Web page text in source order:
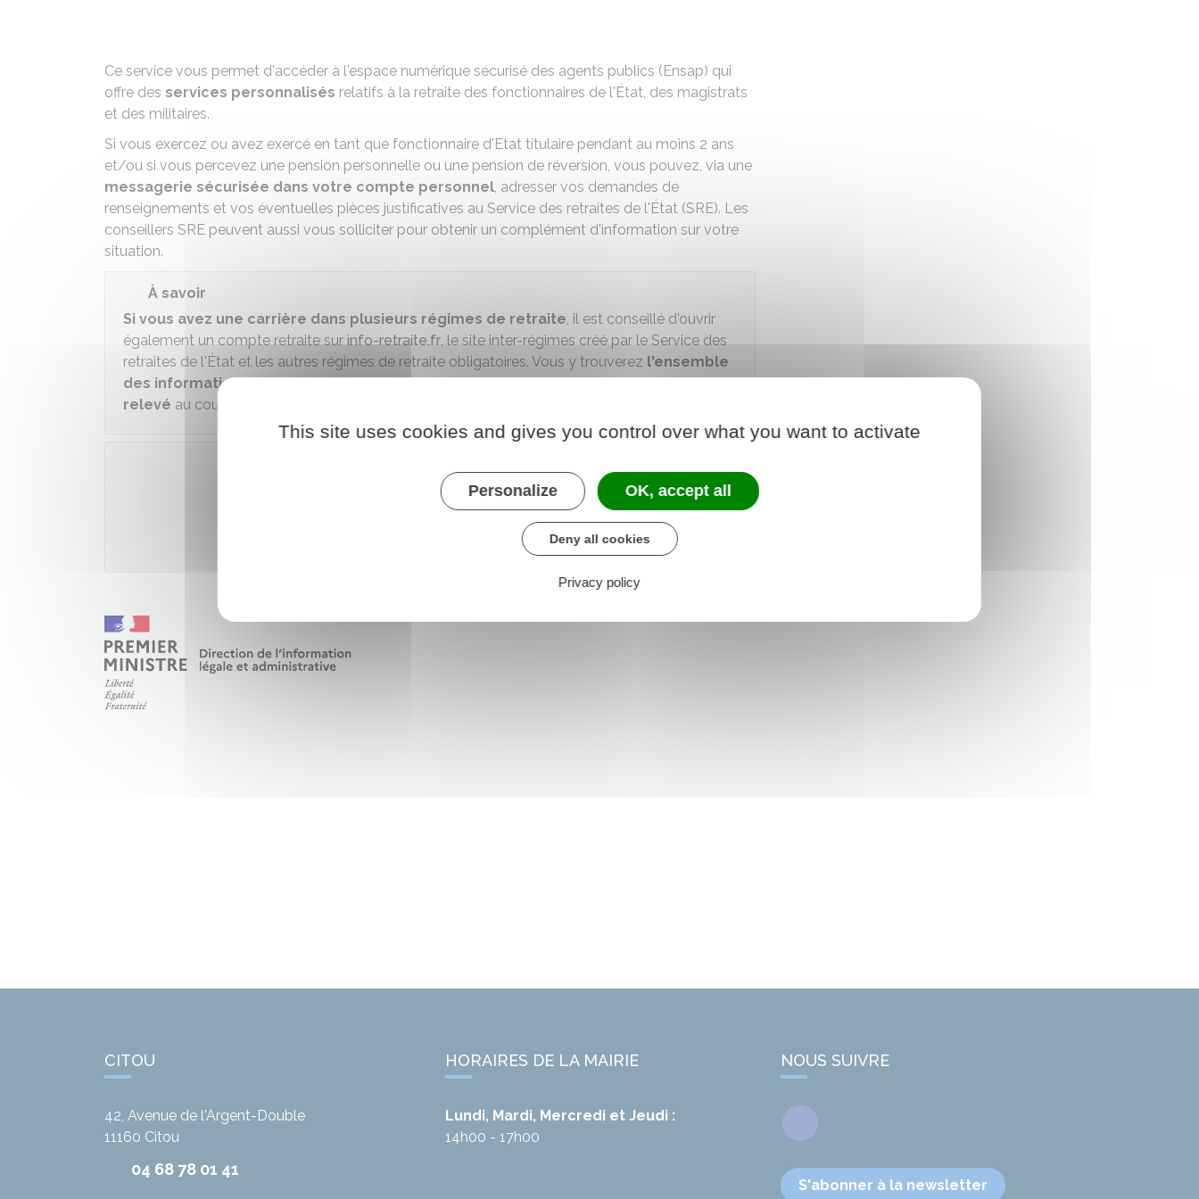
Ce service vous permet d'accéder à l'espace numérique sécurisé des agents publics (Ensap) qui
offre des services personnalisés relatifs à la retraite des fonctionnaires de l'État, des magistrats
et des militaires.
Si vous exercez ou avez exercé en tant que fonctionnaire d'Etat titulaire pendant au moins 2 ans
et/ou si vous percevez une pension personnelle ou une pension de réversion, vous pouvez, via une
messagerie sécurisée dans votre compte personnel, adresser vos demandes de
renseignements et vos éventuelles pièces justificatives au Service des retraites de l'État (SRE). Les
conseillers SRE peuvent aussi vous solliciter pour obtenir un complément d'information sur votre
situation.
À savoir
Si vous avez une carrière dans plusieurs régimes de retraite, il est conseillé d'ouvrir
également un compte retraite surinfo-retraite.fr, le site inter-régimes créé par le Service des
retraites de l'État et les autres régimes de retraite obligatoires. Vous y trouverez l'ensemble
des informations et services relatifs à tous les régimes de retraite dont vous avez
relevé au cours de votre activité.
Accéder au téléservice
Service des retraites de l'État (SRE) - Ministère chargé des finances publiques
CITOU
42, Avenue de l'Argent-Double
11160 Citou
04 68 78 01 41
HORAIRES DE LA MAIRIE
Lundi, Mardi, Mercredi et Jeudi :
14h00 - 17h00
NOUS SUIVRE
Facebook
S'abonner à la newsletter
This site uses cookies and gives you control over what you want to activate
Personalize OK, accept all
Deny all cookies
Privacy policy